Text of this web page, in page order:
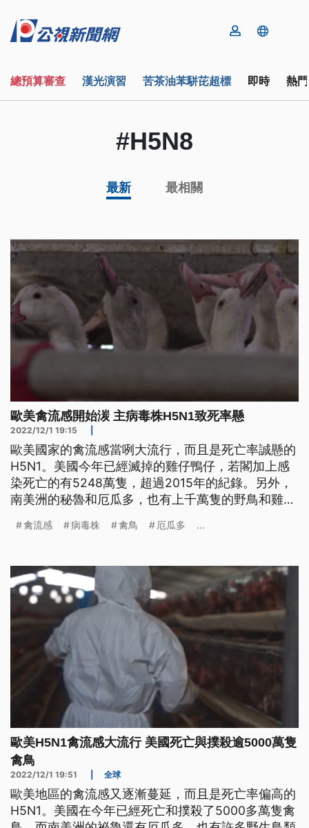
總預算審查 漢光演習 苦茶油苯駢芘超標 即時 熱
#H5N8
最新 最相關
歐美禽流感開始湠 主病毒株H5N1致死率懸
2022/12/1 19:15
歐美國家的禽流感當咧大流行，而且是死亡率誠懸的
H5N1。美國今年已經滅掉的雞仔鴨仔，若閣加上感
染死亡的有5248萬隻，超過2015年的紀錄。另外，
南美洲的秘魯和厄瓜多，也有上千萬隻的野鳥和雞仔
禽流感 病毒株 禽鳥 厄瓜多 ...
歐美H5N1禽流感大流行 美國死亡與撲殺逾5000萬隻
禽鳥
2022/12/1 19:51 全球
歐美地區的禽流感又逐漸蔓延，而且是死亡率偏高的
H5N1。美國在今年已經死亡和撲殺了5000多萬隻禽